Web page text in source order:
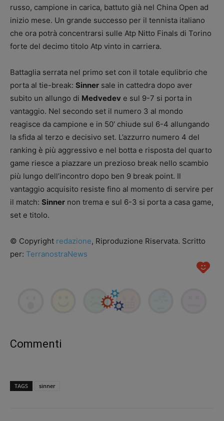
russo, campione in carica, battuto già nel China Open ad
inizio mese. Un grande successo per il tennista italiano
che ora potrà concentrarsi sulle Atp Nitto Finals di Torino
forte del decimo titolo Atp vinto in carriera.
Battaglia serrata nel primo set con il totale equlibrio che
porta al tie-break: Sinner sale in cattedra dopo aver
subito un allungo di Medvedev e sul 9-7 si porta in
vantaggio. Nel secondo set il numero 3 al mondo
reagisce da campione e in 50′ chiude sul 6-4 allungando
la sfida al terzo e decisivo set. L’azzurro numero 4 del
ranking è più aggressivo e nel botta e risposta del quarto
game riesce a piazzare un prezioso break nello scambio
più lungo dell’incontro dopo ben 9 break point. Il
vantaggio acquisito resiste fino al momento di servire per
il match: Sinner non trema e sul 6-3 si porta a casa game,
set e titolo.
© Copyright redazione, Riproduzione Riservata. Scritto
per: TerranostraNews
Commenti
TAGS sinner